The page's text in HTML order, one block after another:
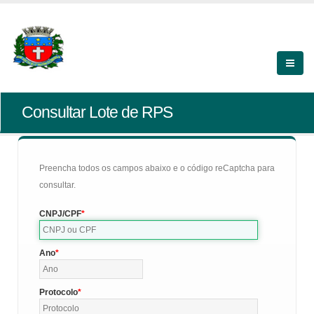
Consultar Lote de RPS
Preencha todos os campos abaixo e o código reCaptcha para
consultar.
CNPJ/CPF
Ano
Protocolo